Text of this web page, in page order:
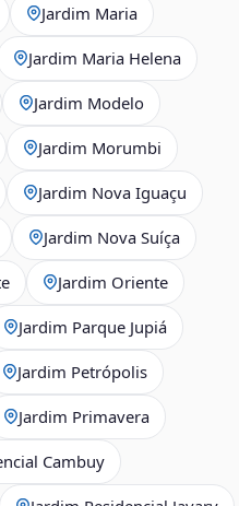
Jardim Maria
Jardim Maria Helena
Jardim Modelo
Jardim Morumbi
Jardim Nova Iguaçu
Jardim Nova Suíça
Jardim Oriente
Jardim Parque Jupiá
Jardim Petrópolis
Jardim Primavera
Cambuy